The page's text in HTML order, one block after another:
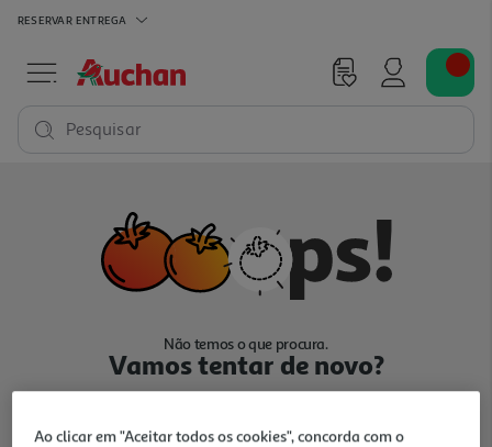
RESERVAR ENTREGA
Pesquisar
Não temos o que procura.
Vamos tentar de novo?
Ao clicar em "Aceitar todos os cookies", concorda com o